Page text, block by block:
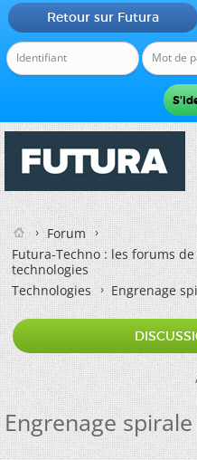
Retour sur Futura
Forum
Futura-Techno : les forums
technologies
Technologies
Engrenage
Engrenage spirale